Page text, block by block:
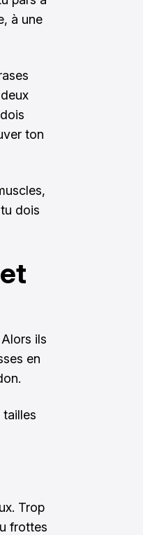
à une
ton
dois
ils
en
tailles
Trop
frottes